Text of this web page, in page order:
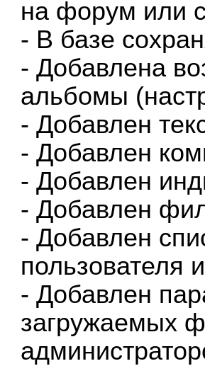
на форум или
- В базе
- Добавлена
альбомы
- Добавлен
- Добавлен
- Добавлен
- Добавлен
- Добавлен
пользователя
- Добавлен
загружаемых